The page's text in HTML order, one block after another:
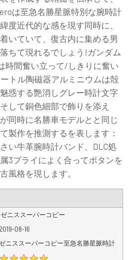
は至急名勝星脈特別な腕時計
度近代的な感を現す同時に、
いていて、復古内に集める男
ちて現れるでしょう!ガンダム
時間奮い立って/しきりに奮い
トル陶磁器アルミニウムは殻
惑する艶消しグレー時計文字
して銅色細部で飾りを添え
同時に名勝車モデルとと同じ
製作を推測するを表します：
い牛革腕時計バンド、DLC処
3プライによく合ってボタンを
風格を現します。
ゼニススーパーコピー
2019-08-16
ニススーパーコピー至急名勝星脈時計